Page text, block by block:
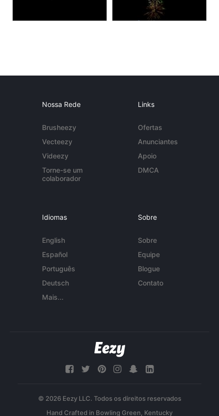
Nossa Rede
Brusheezy
Vecteezy
Videezy
Torne-se um
colaborador
Links
Ofertas
Anunciantes
Apoio
DMCA
Idiomas
English
Español
Português
Deutsch
Mais...
Sobre
Sobre
Equipe
Blogue
Contato
© 2026 Eezy LLC. Todos os direitos reservados